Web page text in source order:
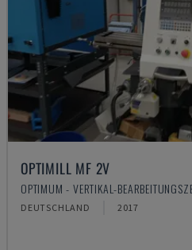
OPTIMILL MF 2V
OPTIMUM - VERTIKAL-
DEUTSCHLAND 2017